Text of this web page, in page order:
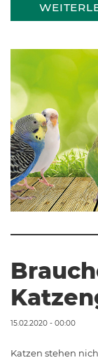
15.02.2020 - 00:00
Katzen stehen